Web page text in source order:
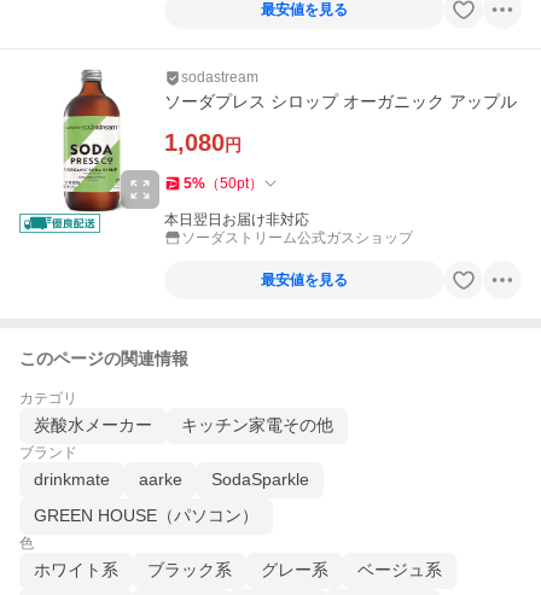
最安値を見る
sodastream
ソーダプレス シロップ オーガニック アップル
1,080円
5% （50pt）
本日翌日お届け非対応
ソーダストリーム公式ガスショップ
最安値を見る
このページの関連情報
カテゴリ
炭酸水メーカー キッチン家電その他
ブランド
drinkmate aarke
SodaSparkle
GREEN HOUSE（パソコン）
色
ホワイト系 ブラック系 グレー系
ベージュ系